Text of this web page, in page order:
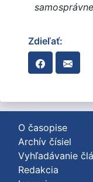
Zdieľať:
O časopise
Archív čísiel
Vyhľadávanie
Redakcia